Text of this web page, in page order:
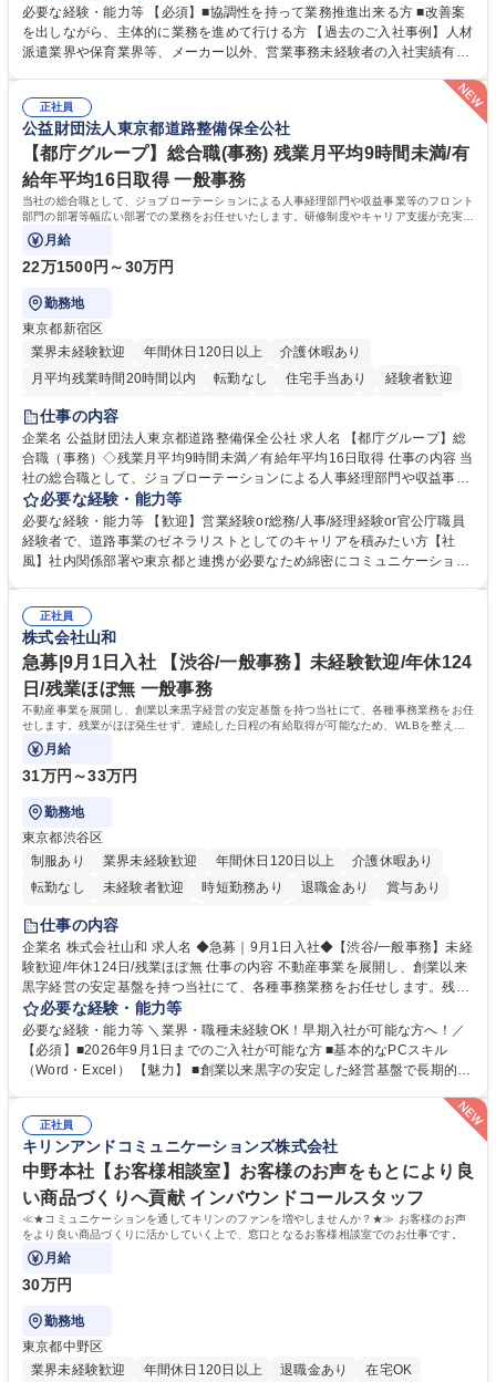
善をお任せ。 【教育制度】ご入社後、育成担当とペアになりながらOJTに
て業務を覚えていただくことが可能です。業務システムがきちんと構築さ
れているため、スムーズに仕事に慣れることができる環境です。また、
常に改善を目指す風土のため、安心して業務に取り組んでいただけます。
募集職種 【大阪・京都・滋賀】営業事務 ※未経験可
必要な経験・能力等 【必須】■協調性を持って業務推進出来る方 ■改善案
を出しながら、主体的に業務を進めて行ける方 【過去のご入社事例】人材
派遣業界や保育業界等、メーカー以外、営業事務未経験者の入社実績有
により、キーエンスの付加価値向上に貢献します。ベースの定型業務に加
えて、お客様や社員の状況に合わせ、能動的なサポート、改善の動きも期
待され。組織を支えるスペシャリストとして、チームに貢献し、結果的に
社員から頼られる存在になることができます。平均19:30の退勤以降の業
務の持ち帰りも禁止されており、メリハリのある働き方となります。 学
歴・資格 学歴：大学院 大学 高専 短大 語学力： 資格：
正社員
公益財団法人東京都道路整備保全公社
【都庁グループ】総合職(事務) 残業月平均9時間未満/有
給年平均16日取得 一般事務
当社の総合職として、ジョブローテーションによる人事経理部門や収益事業等のフロント
部門の部署等幅広い部署での業務をお任せいたします。研修制度やキャリア支援が充実し
ております！ ※下記業務詳細
月給
22万1500円～30万円
勤務地
東京都新宿区
業界未経験歓迎
年間休日120日以上
介護休暇あり
月平均残業時間20時間以内
転勤なし 住宅手当あり
経験者歓迎
研修あり
退職金あり
駅近5分以内
資格取得手当あり 食事補助あり
仕事の内容
企業名 公益財団法人東京都道路整備保全公社 求人名 【都庁グループ】総
合職（事務）◇残業月平均9時間未満／有給年平均16日取得 仕事の内容 当
社の総合職として、ジョブローテーションによる人事経理部門や収益事業
等のフロント部門の部署等幅広い部署での業務をお任せいたします。研修
制度やキャリア支援が充実しております！ ※下記業務詳細 【業務詳細】■
管理部門：広報、人事、経理など当公社の運営に係る管理業務 ■収益部
門：駐車場の新規開拓、管理運営、新宿駅西口広場の「イベントコーナ
道路施設や道路工事現場の見学ツアー事業 ※入社後は上記いずれかの部門
へ配属。※業務内容変更の範囲：会社の定める業務 募集職種 【都庁グル
ープ】総合職（事務）◇残業月平均9時間未満／有給年平均16日取得
必要な経験・能力等
必要な経験・能力等 【歓迎】営業経験or総務/人事/経理経験or官公庁職員
経験者で、道路事業のゼネラリストとしてのキャリアを積みたい方【社
風】社内関係部署や東京都と連携が必要なため綿密にコミュニケーション
部門など多岐に渡る業務を経験できます。 ■様々なプロジェクト：駐車場
事業の他、新宿駅西口広場内に設置された照明を兼ねた広告「ブライトサ
イン」の管理運営を行うなど、事業収益を生み出す活動を積極的に行って
います。 学歴・資格 学歴：大学院 大学 高専 短大 専修学校 高校 語学力：
資格：
正社員
株式会社山和
急募|9月1日入社 【渋谷/一般事務】未経験歓迎/年休124
日/残業ほぼ無 一般事務
不動産事業を展開し、創業以来黒字経営の安定基盤を持つ当社にて、各種事務業務をお任
せします。残業がほぼ発生せず、連続した日程の有給取得が可能なため、WLBを整えた
い方にお勧めの環境です！
月給
31万円～33万円
勤務地
東京都渋谷区
制服あり
業界未経験歓迎 年間休日120日以上
介護休暇あり
転勤なし
未経験者歓迎 時短勤務あり 退職金あり
賞与あり
育休あり
完全週休2日制
仕事の内容
企業名 株式会社山和 求人名 ◆急募｜9月1日入社◆【渋谷/一般事務】未経
験歓迎/年休124日/残業ほぼ無 仕事の内容 不動産事業を展開し、創業以来
黒字経営の安定基盤を持つ当社にて、各種事務業務をお任せします。残業
がほぼ発生せず、連続した日程の有給取得が可能なため、WLBを整えたい
方にお勧めの環境です！ 入社後はOJTを通じて丁寧に研修を行いますの
で、事務未経験の方でも安心して臨むことができます。 【業務詳細】■電
話・来客対応 ■物件の鍵や社内の備品管理 ■データ入力や書類作成 ■契約
必要な経験・能力等
必要な経験・能力等 ＼業界・職種未経験OK！早期入社が可能な方へ！／
【必須】■2026年9月1日までのご入社が可能な方 ■基本的なPCスキル
（Word・Excel） 【魅力】 ■創業以来黒字の安定した経営基盤で長期的に
両立が可能 ■有給取得を積極的に推奨、年間10日程度の取得実績 ■1ヶ月
のOJTで業務を習得可能、未経験でもしっかりサポート 学歴・資格 学
歴：大学院 大学 高専 短大 語学力： 資格：
正社員
キリンアンドコミュニケーションズ株式会社
中野本社【お客様相談室】お客様のお声をもとにより良
い商品づくりへ貢献 インバウンドコールスタッフ
≪★コミュニケーションを通してキリンのファンを増やしませんか？★≫ お客様のお声
をより良い商品づくりに活かしていく上で、窓口となるお客様相談室でのお仕事です。
月給
30万円
勤務地
東京都中野区
業界未経験歓迎
年間休日120日以上 退職金あり 在宅OK